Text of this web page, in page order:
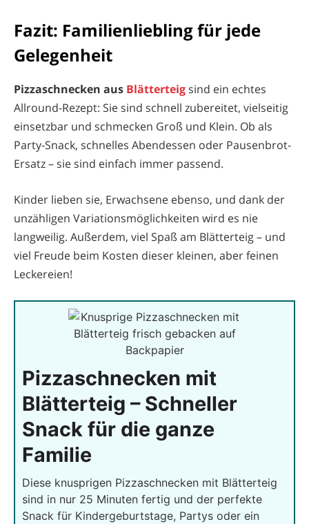
Fazit: Familienliebling für jede
Gelegenheit
Pizzaschnecken aus Blätterteigsind ein echtes
Allround-Rezept: Sie sind schnell zubereitet, vielseitig
einsetzbar und schmecken Groß und Klein. Ob als
Party-Snack, schnelles Abendessen oder Pausenbrot-
Ersatz – sie sind einfach immer passend.
Kinder lieben sie, Erwachsene ebenso, und dank der
unzähligen Variationsmöglichkeiten wird es nie
langweilig. Außerdem, viel Spaß am Blätterteig – und
viel Freude beim Kosten dieser kleinen, aber feinen
Leckereien!
Pizzaschnecken mit
Blätterteig – Schneller
Snack für die ganze
Familie
Diese knusprigen Pizzaschnecken mit Blätterteig
sind in nur 25 Minuten fertig und der perfekte
Snack für Kindergeburtstage, Partys oder ein